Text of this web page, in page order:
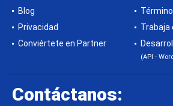
Blog
Privacidad
Trabaja
Conviértete en Partner
(API -
Contáctanos: